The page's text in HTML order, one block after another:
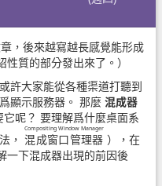
，後來越寫越長感覺能形成
質的部分發出來了。）
許大家能從各種渠道打聽到
顯示服務器。 那麼 混成器
呢？ 要理解爲什麼桌面系
， 混成窗口管理器
Compositing Window Manager
），在
一下混成器出現的前因後